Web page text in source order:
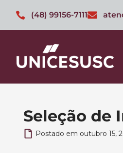
(48) 99156-7111
Seleção de
Postado em outubro 15,